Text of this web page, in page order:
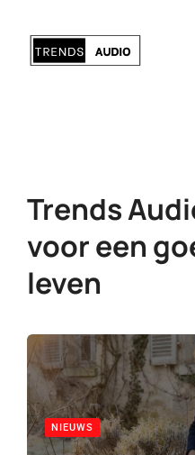
naar
Trends
voor een
leven
NIEUWS